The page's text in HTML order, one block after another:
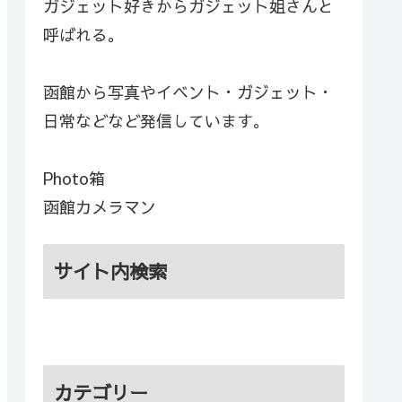
ガジェット好きからガジェット姐さんと
呼ばれる。
函館から写真やイベント・ガジェット・
日常などなど発信しています。
Photo箱
函館カメラマン
サイト内検索
カテゴリー